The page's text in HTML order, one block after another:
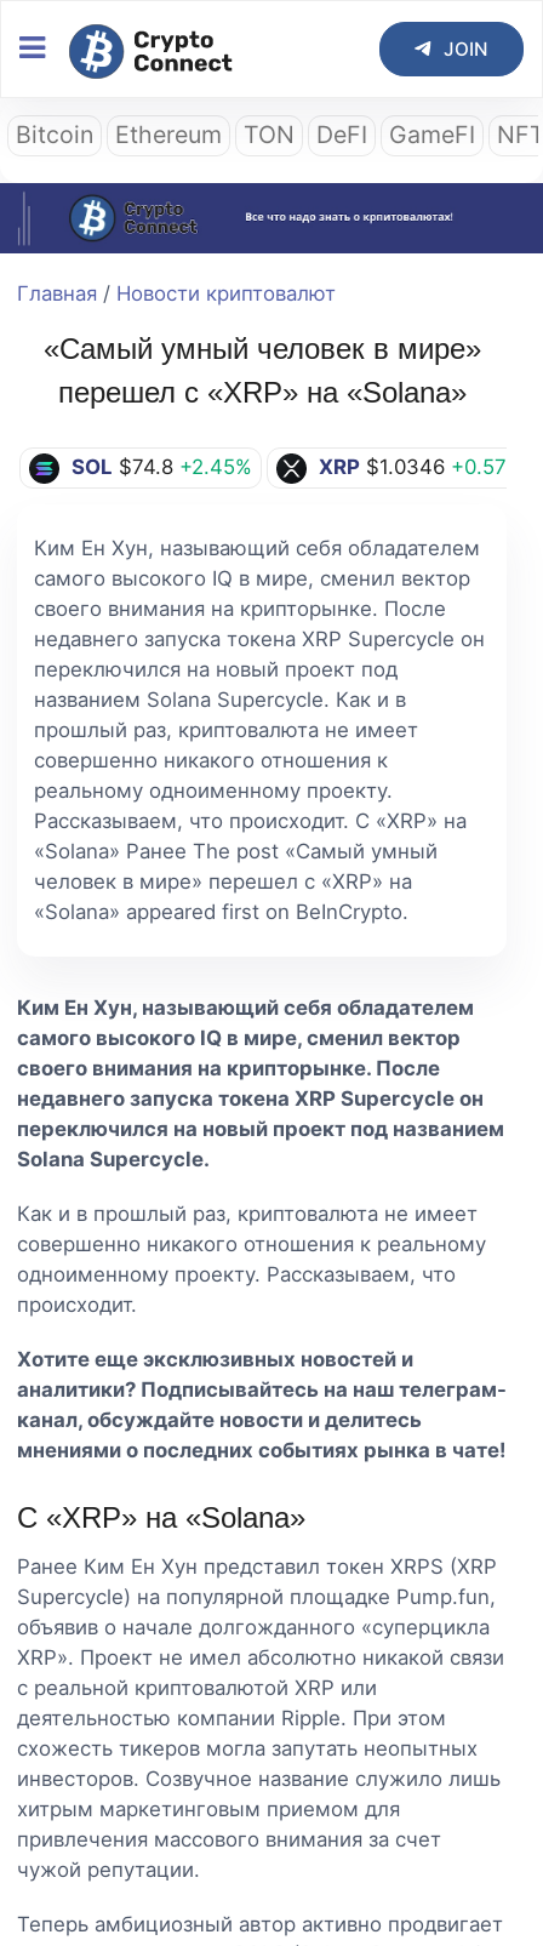
JOIN
Bitcoin Ethereum TON DeFI GameFI
Главная / Новости криптовалют
«Самый умный человек в мире»
перешел с «XRP» на «Solana»
SOL $74.8 +2.45% XRP $1.0346 +0.57%
Ким Ен Хун, называющий себя обладателем
самого высокого IQ в мире, сменил вектор
своего внимания на крипторынке. После
недавнего запуска токена XRP Supercycle он
переключился на новый проект под
названием Solana Supercycle. Как и в
прошлый раз, криптовалюта не имеет
совершенно никакого отношения к
реальному одноименному проекту.
Рассказываем, что происходит. С «XRP» на
«Solana» Ранее The post «Самый умный
человек в мире» перешел с «XRP» на
«Solana» appeared first on BeInCrypto.
Ким Ен Хун, называющий себя обладателем
самого высокого IQ в мире, сменил вектор
своего внимания на крипторынке. После
недавнего запуска токена XRP Supercycle он
переключился на новый проект под названием
Solana Supercycle.
Как и в прошлый раз, криптовалюта не имеет
совершенно никакого отношения к реальному
одноименному проекту. Рассказываем, что
происходит.
Хотите еще эксклюзивных новостей и
аналитики? Подписывайтесь на наш телеграм-
канал, обсуждайте новости и делитесь
мнениями о последних событиях рынка в чате!
С «XRP» на «Solana»
Ранее Ким Ен Хун представил токен XRPS (XRP
Supercycle) на популярной площадке Pump.fun,
объявив о начале долгожданного «суперцикла
XRP». Проект не имел абсолютно никакой связи
с реальной криптовалютой XRP или
деятельностью компании Ripple. При этом
схожесть тикеров могла запутать неопытных
инвесторов. Созвучное название служило лишь
хитрым маркетинговым приемом для
привлечения массового внимания за счет
чужой репутации.
Теперь амбициозный автор активно продвигает